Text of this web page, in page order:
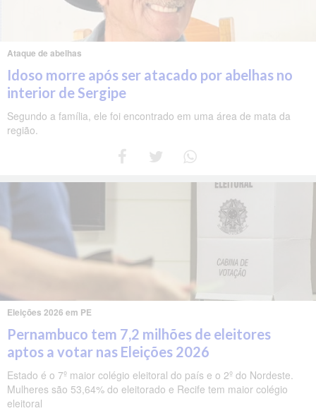
Ataque de abelhas
Idoso morre após ser atacado por abelhas no
interior de Sergipe
Segundo a família, ele foi encontrado em uma área de mata da
região.
Eleições 2026 em PE
Pernambuco tem 7,2 milhões de eleitores
aptos a votar nas Eleições 2026
Estado é o 7º maior colégio eleitoral do país e o 2º do Nordeste.
Mulheres são 53,64% do eleitorado e Recife tem maior colégio
eleitoral